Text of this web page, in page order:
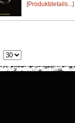
[Produktdetails...]